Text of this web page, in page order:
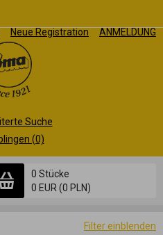
Neue Registration ANMELDUNG
0 Stücke
0 EUR (0 PLN)
Suche
(0)
Filter einblenden